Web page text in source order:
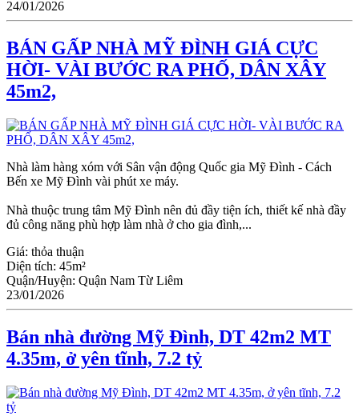
24/01/2026
BÁN GẤP NHÀ MỸ ĐÌNH GIÁ CỰC
HỜI- VÀI BƯỚC RA PHỐ, DÂN XÂY
45m2,
Nhà làm hàng xóm với Sân vận động Quốc gia Mỹ Đình - Cách
Bến xe Mỹ Đình vài phút xe máy.
Nhà thuộc trung tâm Mỹ Đình nên đủ đầy tiện ích, thiết kế nhà đầy
đủ công năng phù hợp làm nhà ở cho gia đình,...
Giá: thỏa thuận
Diện tích: 45m²
Quận/Huyện: Quận Nam Từ Liêm
23/01/2026
Bán nhà đường Mỹ Đình, DT 42m2 MT
4.35m, ở yên tĩnh, 7.2 tỷ